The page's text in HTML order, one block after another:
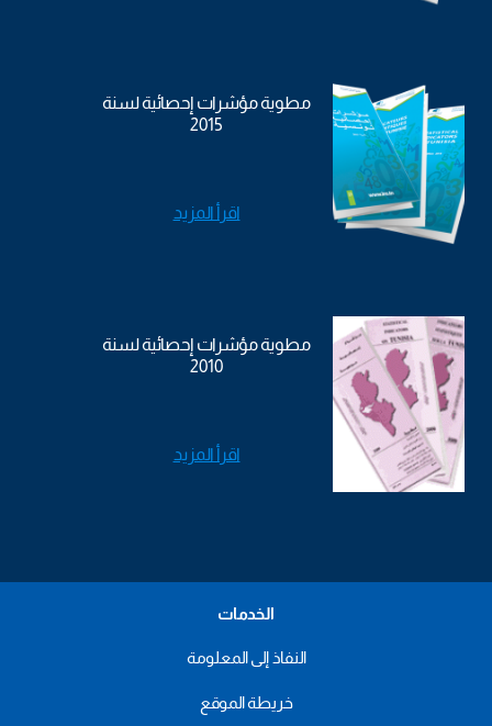
مطوية مؤشرات إحصائية لسنة
2015
اقرأ المزيد
مطوية مؤشرات إحصائية لسنة
2010
اقرأ المزيد
الخدمات
النفاذ إلى المعلومة
خريطة الموقع